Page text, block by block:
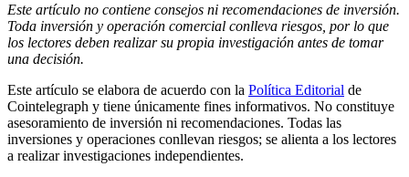
Este artículo no contiene consejos ni recomendaciones de inversión.
Toda inversión y operación comercial conlleva riesgos, por lo que
los lectores deben realizar su propia investigación antes de tomar
una decisión.
Este artículo se elabora de acuerdo con la Política Editorial de
Cointelegraph y tiene únicamente fines informativos. No constituye
asesoramiento de inversión ni recomendaciones. Todas las
inversiones y operaciones conllevan riesgos; se alienta a los lectores
a realizar investigaciones independientes.